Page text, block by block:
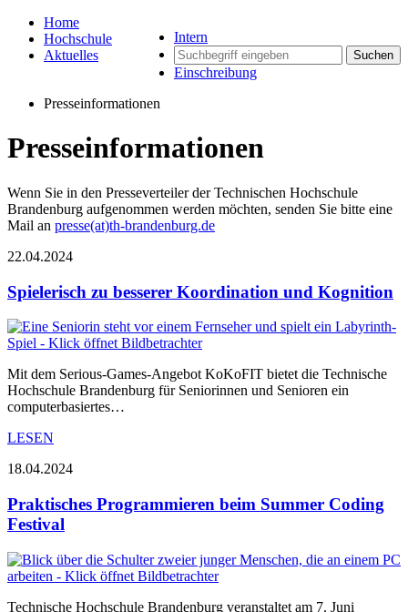
Intern
Suchen
Einschreibung
Home
Hochschule
Aktuelles
Presseinformationen
Presseinformationen
Wenn Sie in den Presseverteiler der Technischen Hochschule
Brandenburg aufgenommen werden möchten, senden Sie bitte eine
Mail an presse(at)th-brandenburg.de
22.04.2024
Spielerisch zu besserer Koordination und Kognition
Mit dem Serious-Games-Angebot KoKoFIT bietet die Technische
Hochschule Brandenburg für Seniorinnen und Senioren ein
computerbasiertes…
LESEN
18.04.2024
Praktisches Programmieren beim Summer Coding
Festival
Technische Hochschule Brandenburg veranstaltet am 7. Juni